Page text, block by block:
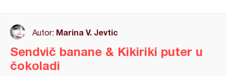
Autor: Marina V. Jevtic
Sendvič banane & Kikiriki puter u
čokoladi